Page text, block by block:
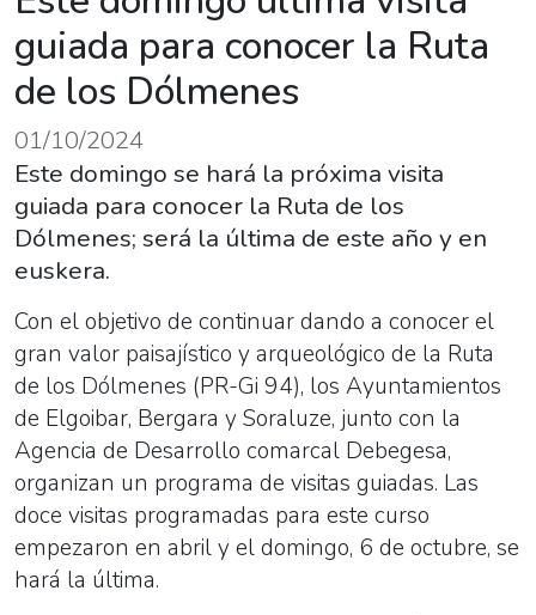
guiada para conocer la Ruta
de los Dólmenes
01/10/2024
Este domingo se hará la próxima visita
guiada para conocer la Ruta de los
Dólmenes; será la última de este año y en
euskera.
Con el objetivo de continuar dando a conocer el
gran valor paisajístico y arqueológico de la Ruta
de los Dólmenes (PR-Gi 94), los Ayuntamientos
de Elgoibar, Bergara y Soraluze, junto con la
Agencia de Desarrollo comarcal Debegesa,
organizan un programa de visitas guiadas. Las
doce visitas programadas para este curso
empezaron en abril y el domingo, 6 de octubre, se
hará la última.